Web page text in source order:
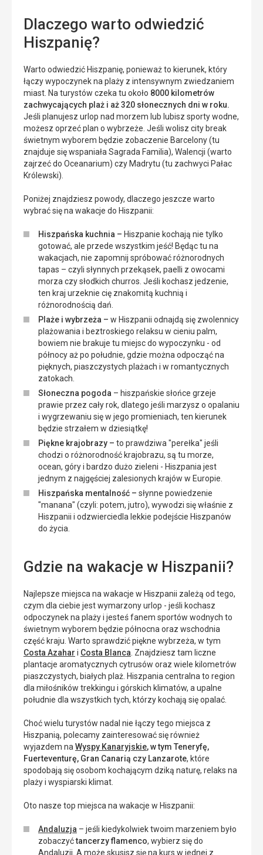
Dlaczego warto odwiedzić
Hiszpanię?
Warto odwiedzić Hiszpanię, ponieważ to kierunek, który
łączy wypoczynek na plaży z intensywnym zwiedzaniem
miast. Na turystów czeka tu około 8000 kilometrów
zachwycających plaż i aż 320 słonecznych dni w roku.
Jeśli planujesz urlop nad morzem lub lubisz sporty wodne,
możesz oprzeć plan o wybrzeże. Jeśli wolisz city break
świetnym wyborem będzie zobaczenie Barcelony (tu
znajduje się wspaniała Sagrada Familia), Walencji (warto
zajrzeć do Oceanarium) czy Madrytu (tu zachwyci Pałac
Królewski).
Poniżej znajdziesz powody, dlaczego jeszcze warto
wybrać się na wakacje do Hiszpanii:
Hiszpańska kuchnia – Hiszpanie kochają nie tylko
gotować, ale przede wszystkim jeść! Będąc tu na
wakacjach, nie zapomnij spróbować różnorodnych
tapas – czyli słynnych przekąsek, paelli z owocami
morza czy słodkich churros. Jeśli kochasz jedzenie,
ten kraj urzeknie cię znakomitą kuchnią i
różnorodnością dań.
Plaże i wybrzeża – w Hiszpanii odnajdą się zwolennicy
plażowania i beztroskiego relaksu w cieniu palm,
bowiem nie brakuje tu miejsc do wypoczynku - od
północy aż po południe, gdzie można odpocząć na
pięknych, piaszczystych plażach i w romantycznych
zatokach.
Słoneczna pogoda – hiszpańskie słońce grzeje
prawie przez cały rok, dlatego jeśli marzysz o opalaniu
i wygrzewaniu się w jego promieniach, ten kierunek
będzie strzałem w dziesiątkę!
Piękne krajobrazy – to prawdziwa "perełka" jeśli
chodzi o różnorodność krajobrazu, są tu morze,
ocean, góry i bardzo dużo zieleni - Hiszpania jest
jednym z najgęściej zalesionych krajów w Europie.
Hiszpańska mentalność – słynne powiedzenie
"manana" (czyli: potem, jutro), wywodzi się właśnie z
Hiszpanii i odzwierciedla lekkie podejście Hiszpanów
do życia.
Gdzie na wakacje w Hiszpanii?
Najlepsze miejsca na wakacje w Hiszpanii zależą od tego,
czym dla ciebie jest wymarzony urlop - jeśli kochasz
odpoczynek na plaży i jesteś fanem sportów wodnych to
świetnym wyborem będzie północna oraz wschodnia
część kraju. Warto sprawdzić piękne wybrzeża, w tym
Costa Azahar i Costa Blanca . Znajdziesz tam liczne
plantacje aromatycznych cytrusów oraz wiele kilometrów
piaszczystych, białych plaż. Hiszpania centralna to region
dla miłośników trekkingu i górskich klimatów, a upalne
południe dla wszystkich tych, którzy kochają się opalać.
Choć wielu turystów nadal nie łączy tego miejsca z
Hiszpanią, polecamy zainteresować się również
wyjazdem na Wyspy Kanaryjskie, w tym Teneryfę,
Fuerteventurę, Gran Canarią czy Lanzarote, które
spodobają się osobom kochającym dziką naturę, relaks na
plaży i wyspiarski klimat.
Oto nasze top miejsca na wakacje w Hiszpanii:
Andaluzja – jeśli kiedykolwiek twoim marzeniem było
zobaczyćtancerzy flamenco, wybierz się do
Andaluzji. A może skusisz się na kurs w jednej z